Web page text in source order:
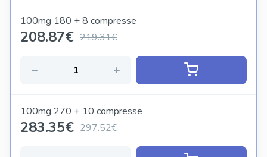
100mg 180 + 8 compresse
208.87€ 219.31€
100mg 270 + 10 compresse
283.35€ 297.52€